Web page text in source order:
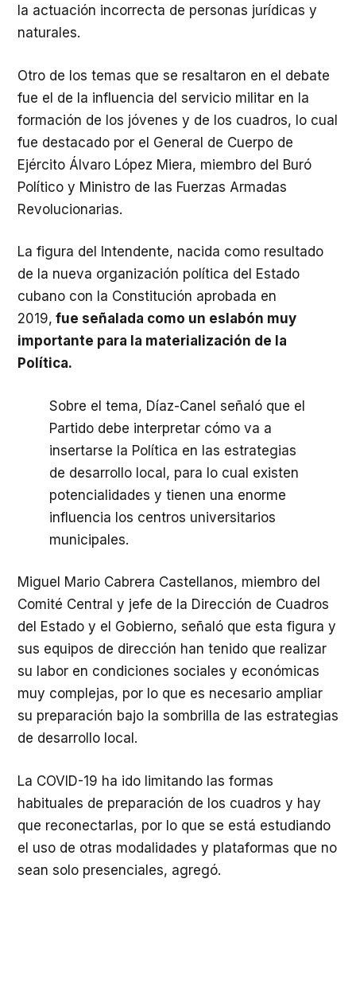
la actuación incorrecta de personas jurídicas y
naturales.
Otro de los temas que se resaltaron en el debate
fue el de la influencia del servicio militar en la
formación de los jóvenes y de los cuadros, lo cual
fue destacado por el General de Cuerpo de
Ejército Álvaro López Miera, miembro del Buró
Político y Ministro de las Fuerzas Armadas
Revolucionarias.
La figura del Intendente, nacida como resultado
de la nueva organización política del Estado
cubano con la Constitución aprobada en
2019, fue señalada como un eslabón muy
importante para la materialización de la
Política.
Sobre el tema, Díaz-Canel señaló que el
Partido debe interpretar cómo va a
insertarse la Política en las estrategias
de desarrollo local, para lo cual existen
potencialidades y tienen una enorme
influencia los centros universitarios
municipales.
Miguel Mario Cabrera Castellanos, miembro del
Comité Central y jefe de la Dirección de Cuadros
del Estado y el Gobierno, señaló que esta figura y
sus equipos de dirección han tenido que realizar
su labor en condiciones sociales y económicas
muy complejas, por lo que es necesario ampliar
su preparación bajo la sombrilla de las estrategias
de desarrollo local.
La COVID-19 ha ido limitando las formas
habituales de preparación de los cuadros y hay
que reconectarlas, por lo que se está estudiando
el uso de otras modalidades y plataformas que no
sean solo presenciales, agregó.